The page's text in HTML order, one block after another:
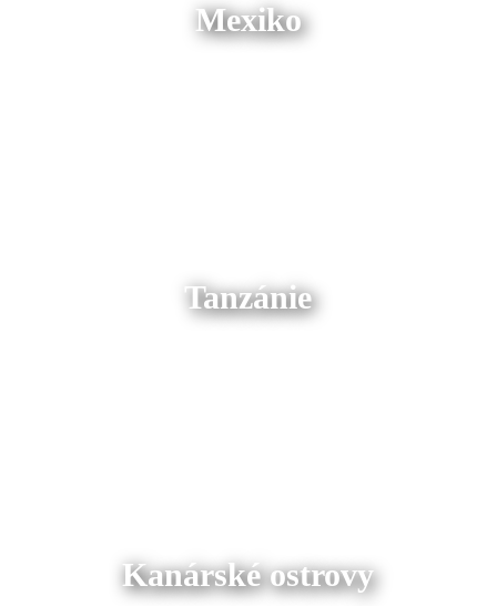
Mexiko
Tanzánie
Kanárské ostrovy